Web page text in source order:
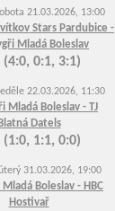
21.03.2026, 13:00
Stars Pardubice -
Mladá Boleslav
(4:0, 0:1, 3:1)
22.03.2026, 11:30
Mladá Boleslav - TJ
Blatná Datels
(1:0, 1:1, 0:0)
31.03.2026, 19:00
Mladá Boleslav - HBC
Hostivař